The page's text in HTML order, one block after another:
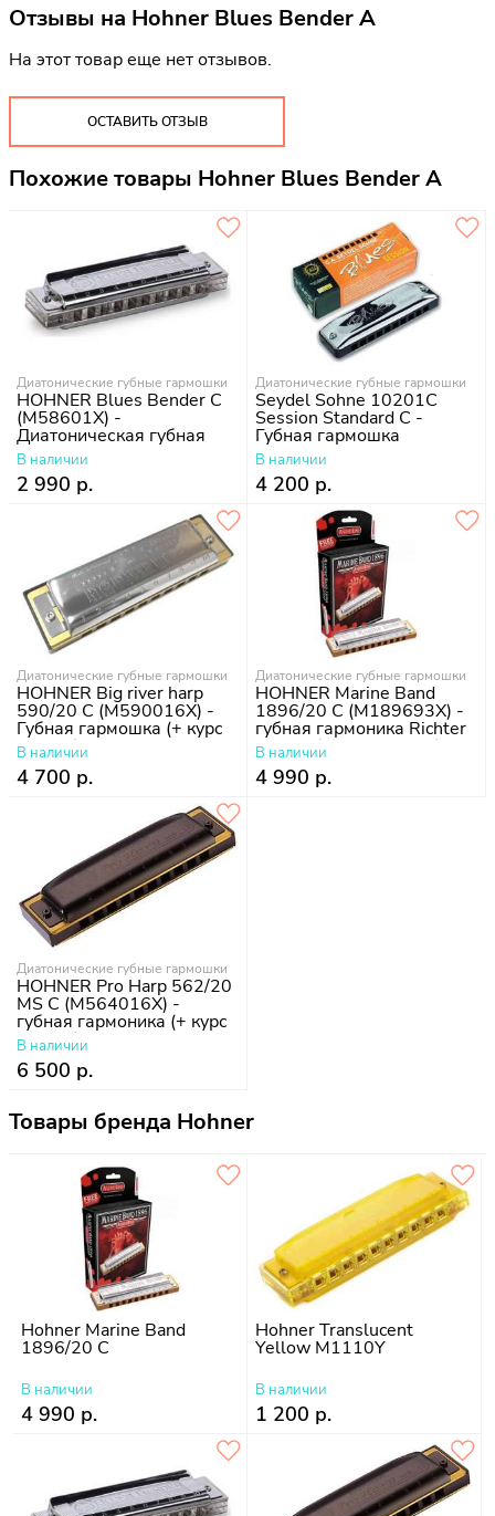
Отзывы на Hohner Blues Bender A
На этот товар еще нет отзывов.
ОСТАВИТЬ ОТЗЫВ
Похожие товары Hohner Blues Bender A
Диатонические губные гармошки
HOHNER Blues Bender C
(M58601X) -
Диатоническая губная
гармошка
В наличии
2 990 р.
Диатонические губные гармошки
Seydel Sohne 10201C
Session Standard C -
Губная гармошка
В наличии
4 200 р.
Диатонические губные гармошки
HOHNER Big river harp
590/20 C (M590016X) -
Губная гармошка (+ курс
уроков)
В наличии
4 700 р.
Диатонические губные гармошки
HOHNER Marine Band
1896/20 C (M189693X) -
губная гармоника Richter
Classic (+ курс уроков)
В наличии
4 990 р.
Диатонические губные гармошки
HOHNER Pro Harp 562/20
MS C (M564016X) -
губная гармоника (+ курс
уроков)
В наличии
6 500 р.
Товары бренда Hohner
Hohner Marine Band
1896/20 C
В наличии
4 990 р.
Hohner Translucent
Yellow M1110Y
В наличии
1 200 р.